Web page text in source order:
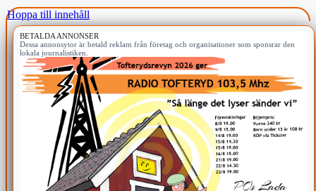
Hoppa till innehåll
BETALDA ANNONSER
Dessa annonsytor är betald reklam från företag och organisationer som sponsrar den
lokala journalistiken.